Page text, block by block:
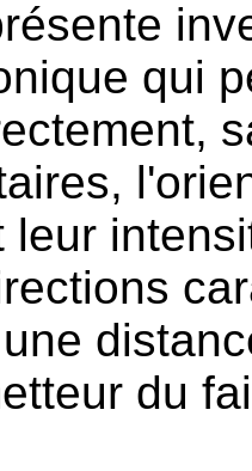
qui
leur
du